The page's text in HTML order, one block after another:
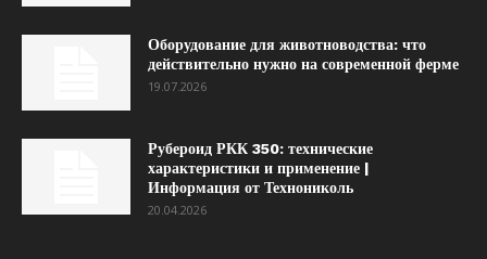
Оборудование для животноводства: что
действительно нужно на современной ферме
19.07.2026
Рубероид РКК 350: технические
характеристики и применение |
Информация от Технониколь
20.04.2026